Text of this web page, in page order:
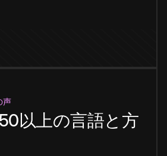
声
以上の言語と方